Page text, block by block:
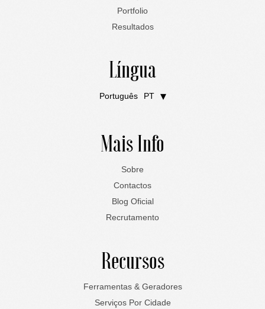
Portfolio
Resultados
Língua
Português PT
English EN
Mais Info
Sobre
Contactos
Blog Oficial
Recrutamento
Recursos
Ferramentas & Geradores
Serviços Por Cidade